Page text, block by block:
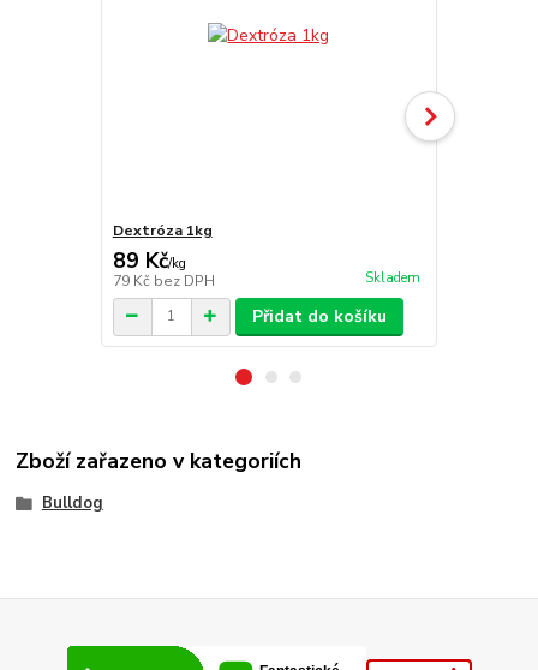
Dextróza 1kg
89 Kč/kg
79 Kč bez DPH Skladem
Přidat do košíku
Zboží zařazeno v kategoriích
Bulldog